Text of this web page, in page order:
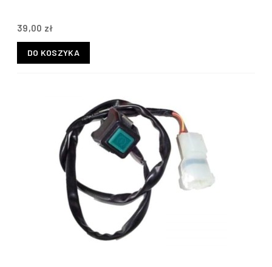
39,00 zł
DO KOSZYKA